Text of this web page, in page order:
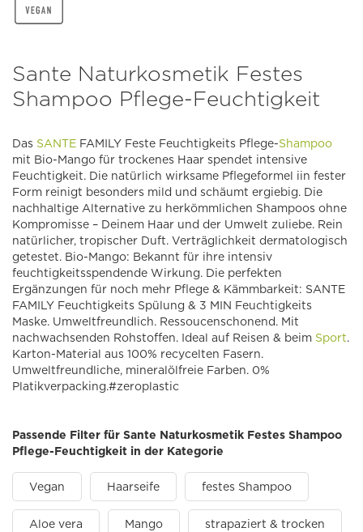
Sante Naturkosmetik Festes
Shampoo Pflege-Feuchtigkeit
Das SANTE FAMILY Feste Feuchtigkeits Pflege-Shampoo
mit Bio-Mango für trockenes Haar spendet intensive
Feuchtigkeit. Die natürlich wirksame Pflegeformel iin fester
Form reinigt besonders mild und schäumt ergiebig. Die
nachhaltige Alternative zu herkömmlichen Shampoos ohne
Kompromisse – Deinem Haar und der Umwelt zuliebe. Rein
natürlicher, tropischer Duft. Verträglichkeit dermatologisch
getestet. Bio-Mango: Bekannt für ihre intensiv
feuchtigkeitsspendende Wirkung. Die perfekten
Ergänzungen für noch mehr Pflege & Kämmbarkeit: SANTE
FAMILY Feuchtigkeits Spülung & 3 MIN Feuchtigkeits
Maske. Umweltfreundlich. Ressoucenschonend. Mit
nachwachsenden Rohstoffen. Ideal auf Reisen & beim Sport.
Karton-Material aus 100% recycelten Fasern.
Umweltfreundliche, mineralölfreie Farben. 0%
Platikverpacking.#zeroplastic
Passende Filter für Sante Naturkosmetik Festes Shampoo
Pflege-Feuchtigkeit in der Kategorie
Vegan Haarseife festes Shampoo
Aloe vera Mango strapaziert & trocken